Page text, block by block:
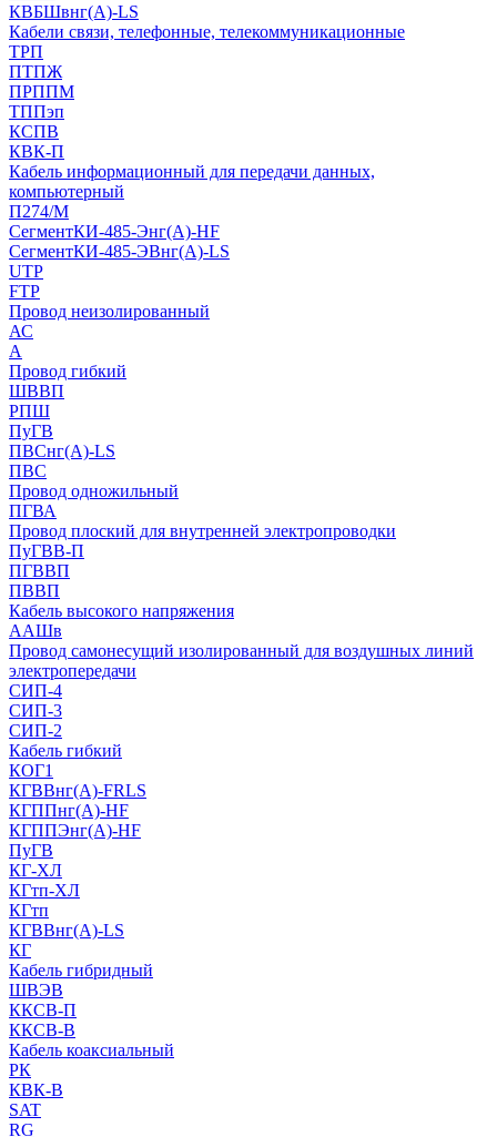
КВБШвнг(А)-LS
Кабели связи, телефонные, телекоммуникационные
ТРП
ПТПЖ
ПРППМ
ТППэп
КСПВ
КВК-П
Кабель информационный для передачи данных,
компьютерный
П274/М
СегментКИ-485-Энг(А)-HF
СегментКИ-485-ЭВнг(А)-LS
UTP
FTP
Провод неизолированный
АС
А
Провод гибкий
ШВВП
РПШ
ПуГВ
ПВСнг(А)-LS
ПВС
Провод одножильный
ПГВА
Провод плоский для внутренней электропроводки
ПуГВВ-П
ПГВВП
ПВВП
Кабель высокого напряжения
ААШв
Провод самонесущий изолированный для воздушных линий
электропередачи
СИП-4
СИП-3
СИП-2
Кабель гибкий
КОГ1
КГВВнг(А)-FRLS
КГППнг(A)-HF
КГППЭнг(A)-HF
ПуГВ
КГ-ХЛ
КГтп-ХЛ
КГтп
КГВВнг(А)-LS
КГ
Кабель гибридный
ШВЭВ
ККСВ-П
ККСВ-В
Кабель коаксиальный
РК
КВК-В
SAT
RG